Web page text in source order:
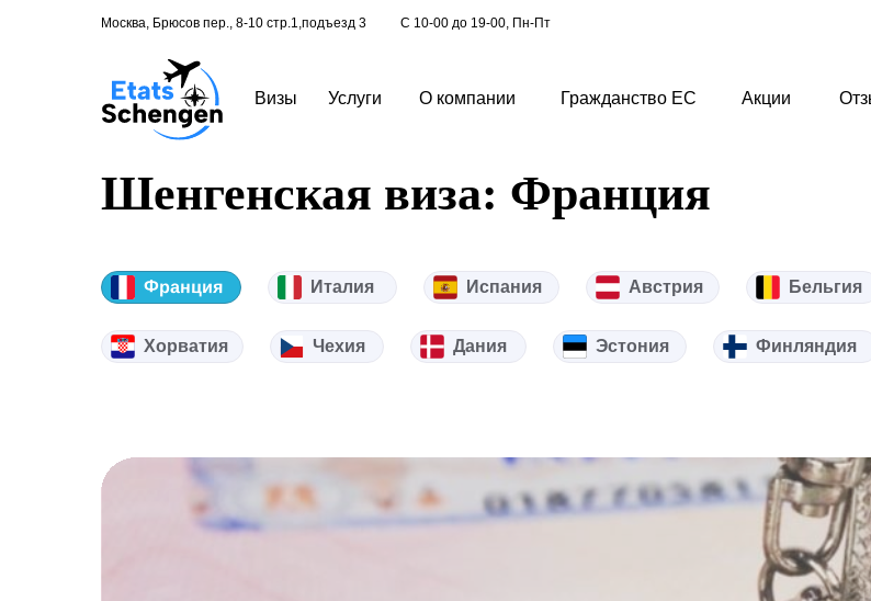
Услуги О компании Акции
Гражданство ЕС
Визы
С 10-00 до 19-00, Пн-Пт
Москва, Брюсов пер., 8-10 стр.1,подъезд 3
Шенгенская виза: Франция
Чехия Дания Эстония Финляндия
Бельгия
Италия Испания Австрия
Хорватия
Франция